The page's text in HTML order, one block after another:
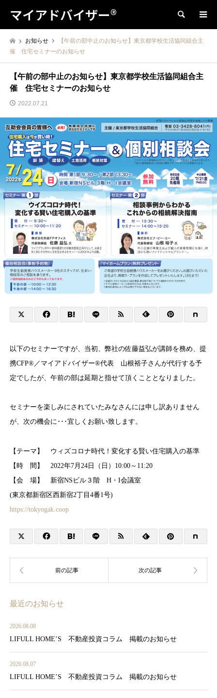
マイアドバイザー® 検索
お知らせ
【午前の部中止のお知らせ】東京都学校生活協同組合主
催 住宅セミナーのお知らせ
【午前の部中止のお知らせ】東京都学校生活協同組合主
催 住宅セミナーのお知らせ
2022.07.21
以下のセミナーですが、当初、弊社の佐藤益弘が講師を務め、提
携CFP®︎／マイアドバイザー®︎代表 山根裕子さんが代行する予
定でしたが、午前の部は延期と指せて頂くこととなりました。
セミナーを楽しみにされていたみなさんには申し訳ありません
が、次の機会に･･･宜しくお願い致します。
【テーマ】 ウィズコロナ時代！変化する賢い住宅購入の基準
【時 間】 2022年7月24日（日）10:00～11:20
【会 場】 新宿NSビル３階 H・I会議室
(東京都新宿区西新宿2丁目4番1号)
https://tokyogak.coop
最近のお知らせ
2026.08.08
LIFULL HOME’S 不動産投資コラム 掲載のお知らせ
2026.08.07
LIFULL HOME’S 不動産投資コラム 掲載のお知らせ